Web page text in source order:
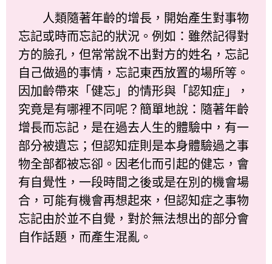
人類隨著年齡的增長，開始產生對事物
忘記或時而忘記的狀況。例如：雖然記得對
方的臉孔，但常常說不出對方的姓名，忘記
自己做過的事情，忘記東西放置的場所等。
因加齡帶來「健忘」的情形與「認知症」，
究竟是有哪裡不同呢？簡單地說：隨著年齡
增長而忘記，是在過去人生的體驗中，有一
部分被遺忘；但認知症則是本身體驗過之事
物全部都被忘卻。因老化而引起的健忘，會
有自覺性，一段時間之後或是在別的機會場
合，可能有機會再想起來，但認知症之事物
忘記由於並不自覺，對於無法想出的部分會
自作話題，而產生混亂。